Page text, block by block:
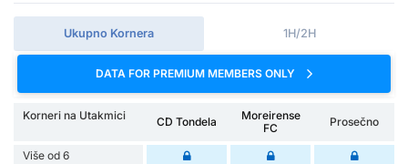
Ukupno Kornera 1H/2H
DATA FOR PREMIUM MEMBERS ONLY
Korneri na Utakmici CD Tondela
Moreirense
FC
Prosečno
Više od 6